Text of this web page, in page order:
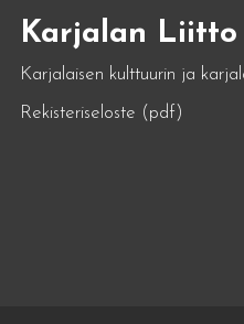
Karjalan Liitto
Karjalaisen kulttuurin ja
Rekisteriseloste (pdf)